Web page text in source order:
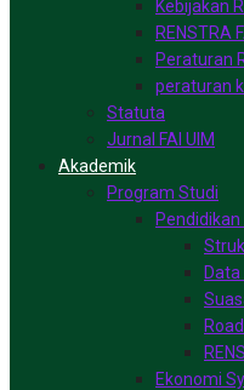
Kebijakan
RENSTRA
Peraturan
peraturan
Statuta
Jurnal FAI UIM
Akademik
Program Studi
Ekonomi